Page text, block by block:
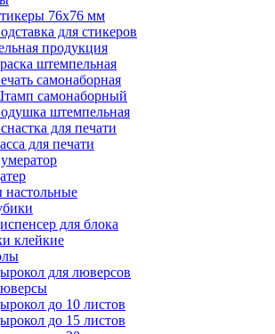
76x76 мм
для стикеров
продукция
штемпельная
самонаборная
самонаборный
штемпельная
для печати
для печати
для блока
клейкие
для люверсов
до 10 листов
до 15 листов